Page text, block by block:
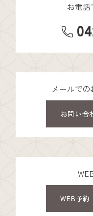
お電話
メールで
お問い合
WEB予約